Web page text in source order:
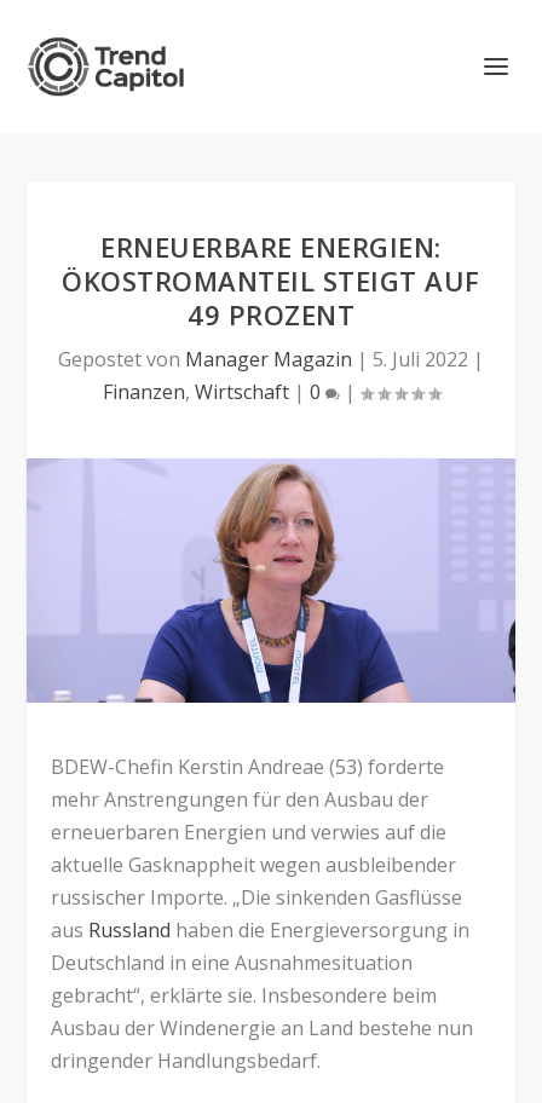
ERNEUERBARE ENERGIEN:
ÖKOSTROMANTEIL STEIGT AUF
49 PROZENT
Gepostet von Manager Magazin | 5. Juli 2022 |
Finanzen, Wirtschaft| 0 |
BDEW-Chefin Kerstin Andreae (53) forderte
mehr Anstrengungen für den Ausbau der
erneuerbaren Energien und verwies auf die
aktuelle Gasknappheit wegen ausbleibender
russischer Importe. „Die sinkenden Gasflüsse
aus Russland haben die Energieversorgung in
Deutschland in eine Ausnahmesituation
gebracht“, erklärte sie. Insbesondere beim
Ausbau der Windenergie an Land bestehe nun
dringender Handlungsbedarf.